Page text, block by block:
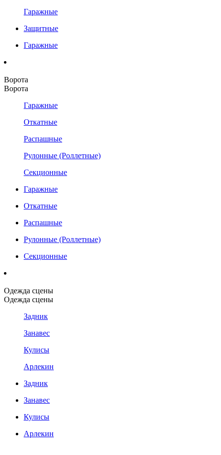
Гаражные
Защитные
Гаражные
Ворота
Ворота
Гаражные
Откатные
Распашные
Рулонные (Роллетные)
Секционные
Гаражные
Откатные
Распашные
Рулонные (Роллетные)
Секционные
Одежда сцены
Одежда сцены
Задник
Занавес
Кулисы
Арлекин
Задник
Занавес
Кулисы
Арлекин